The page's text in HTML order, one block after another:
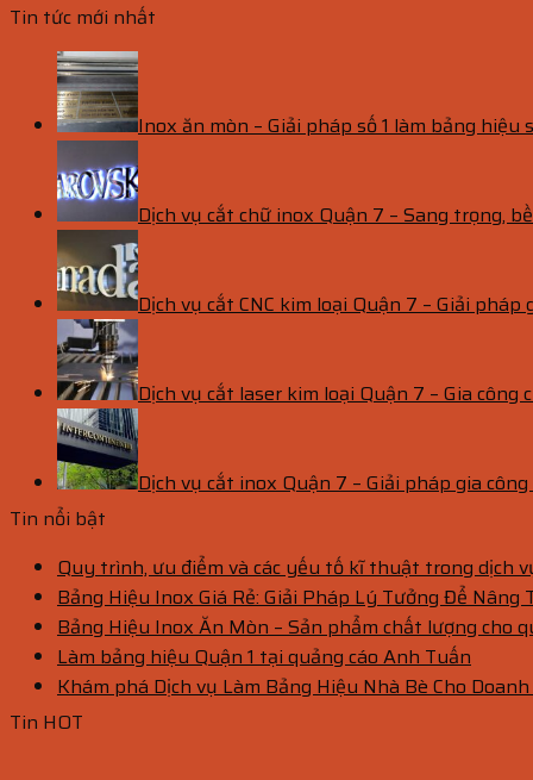
Tin tức mới nhất
Inox ăn mòn – Giải pháp số 1 làm bảng
Dịch vụ cắt chữ inox Quận 7 – Sang trọng,
Dịch vụ cắt CNC kim loại Quận 7 – Giải
Dịch vụ cắt laser kim loại Quận 7 – Gia
Dịch vụ cắt inox Quận 7 – Giải pháp gia
Tin nổi bật
Quy trình, ưu điểm và các yếu tố kĩ thuật trong dịch
Bảng Hiệu Inox Giá Rẻ: Giải Pháp Lý Tưởng Để Nâng
Bảng Hiệu Inox Ăn Mòn – Sản phẩm chất lượng cho
Làm bảng hiệu Quận 1 tại quảng cáo Anh Tuấn
Khám phá Dịch vụ Làm Bảng Hiệu Nhà Bè Cho
Tin HOT